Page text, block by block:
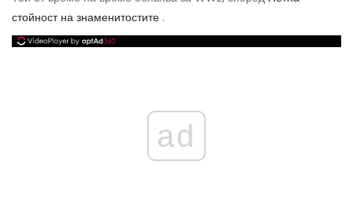
стойност на знаменитостите .
ad